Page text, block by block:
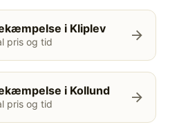
i Kliplev
pris og tid arrow_forward
i Kollund
pris og tid arrow_forward